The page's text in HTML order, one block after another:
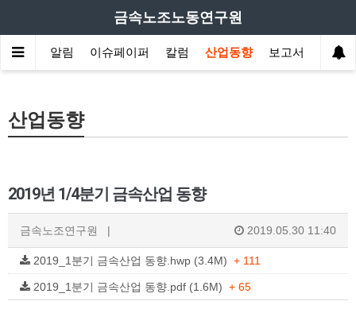
금속노조노동연구원
소개 알림 이슈페이퍼 칼럼 산업동향 보고서
산업동향
2019년 1/4분기 금속산업 동향
금속노조연구원 | 2019.05.30 11:40
2019_1분기 금속산업 동향.hwp (3.4M) + 111
2019_1분기 금속산업 동향.pdf (1.6M) + 65